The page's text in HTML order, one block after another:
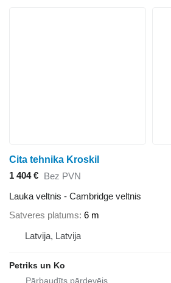
Cita tehnika Kroskil
1 404 € Bez PVN
Lauka veltnis - Cambridge veltnis
Satveres platums 6 m
Latvija, Latvija
Petriks un Ko